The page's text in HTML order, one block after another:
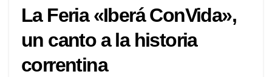
La Feria «Iberá ConVida»,
un canto a la historia
correntina